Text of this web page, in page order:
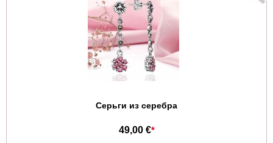
Серьги из серебра
49,00 €*